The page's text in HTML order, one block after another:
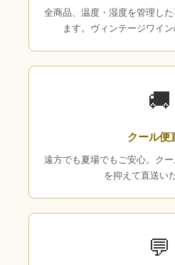
全商品、温度・湿度を管理し
ます。ヴィンテージワイン
🚚
クール便
遠方でも夏場でもご安心。ク
を抑えて直送い
💬